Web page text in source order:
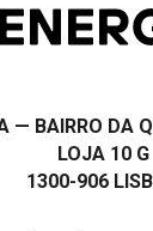
— BAIRRO DA
LOJA 10 G
1300-906